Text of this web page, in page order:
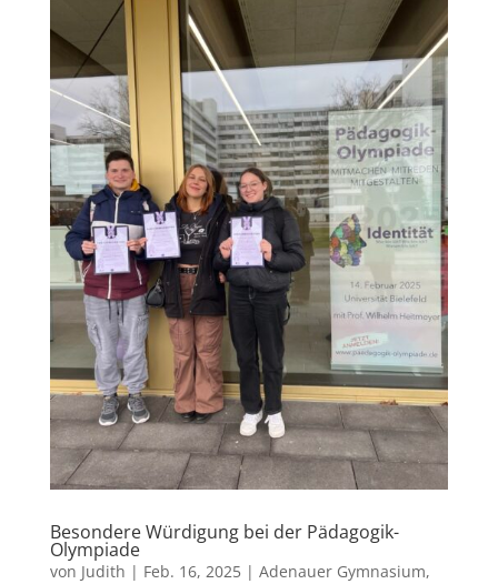
Besondere Würdigung bei der Pädagogik-
Olympiade
von Judith | Feb. 16, 2025| Adenauer Gymnasium,